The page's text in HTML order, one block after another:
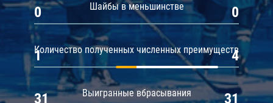
Шайбы в меньшинстве
0 0
Количество полученных численных преимуществ
1 4
Выигранные вбрасывания
31 31